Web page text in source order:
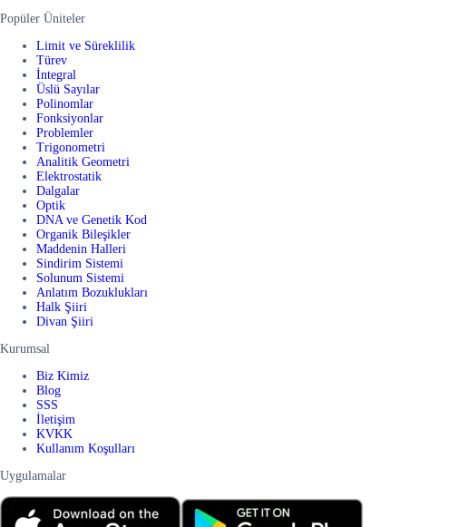
Popüler Üniteler
Limit ve Süreklilik
Türev
İntegral
Üslü Sayılar
Polinomlar
Fonksiyonlar
Problemler
Trigonometri
Analitik Geometri
Elektrostatik
Dalgalar
Optik
DNA ve Genetik Kod
Organik Bileşikler
Maddenin Halleri
Sindirim Sistemi
Solunum Sistemi
Anlatım Bozuklukları
Halk Şiiri
Divan Şiiri
Kurumsal
Biz Kimiz
Blog
SSS
İletişim
KVKK
Kullanım Koşulları
Uygulamalar